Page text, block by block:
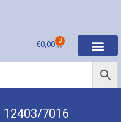
€0,00 0
12403/7016